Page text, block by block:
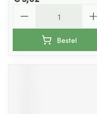
Bestel